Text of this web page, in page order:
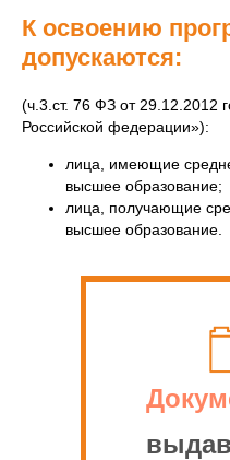
К освоению
допускаются:
(ч.3.ст. 76 ФЗ от 29.12.2012
Российской федерации»):
лица, имеющие
высшее образование;
лица, получающие
высшее образование.